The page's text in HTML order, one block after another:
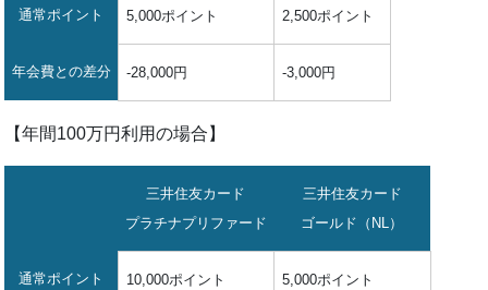
通常ポイント 5,000ポイント 2,500ポイント
年会費との差分 -28,000円 -3,000円
【年間100万円利用の場合】
三井住友カード
プラチナプリファード
三井住友カード
ゴールド（NL）
通常ポイント 10,000ポイント 5,000ポイント